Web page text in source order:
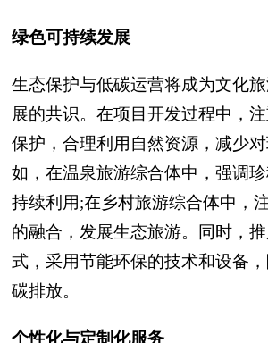
绿色可持续发展
生态保护与低碳运营将成为文化
展的共识。在项目开发过程中，
保护，合理利用自然资源，减少
如，在温泉旅游综合体中，强调
持续利用;在乡村旅游综合体中，
的融合，发展生态旅游。同时，
式，采用节能环保的技术和设备
碳排放。
个性化与定制化服务